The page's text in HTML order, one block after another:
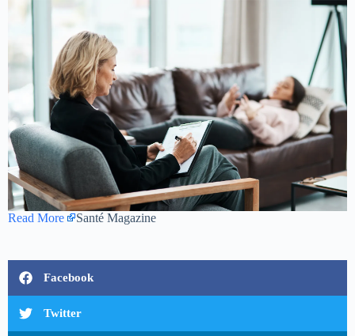
Read More Santé Magazine
Facebook
Twitter